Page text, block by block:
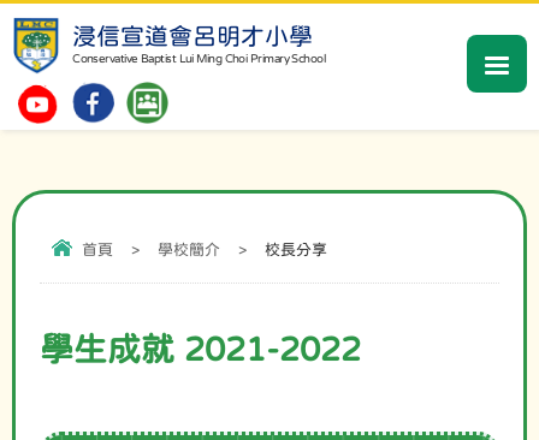
浸信宣道會呂明才小學
Conservative Baptist Lui Ming Choi Primary School
首頁 > 學校簡介 > 校長分享
學生成就 2021-2022